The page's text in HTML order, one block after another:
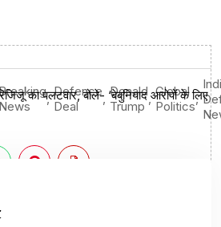
News
, Defence
Deal
, Donald
Trump
, Global
Politics
,
का पलटवार, बोले- ‘बेबुनियाद आरोपों के लिए